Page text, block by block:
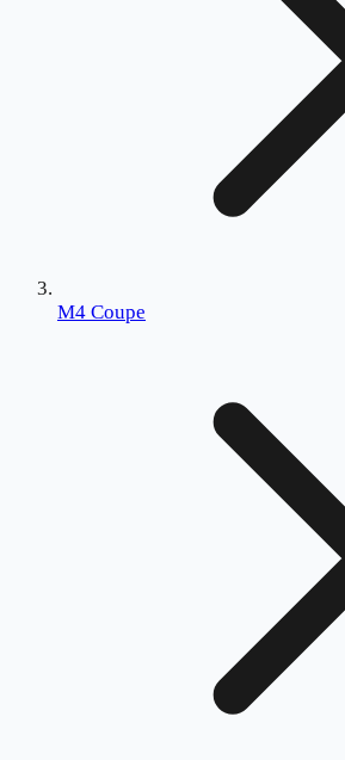
M4 Coupe